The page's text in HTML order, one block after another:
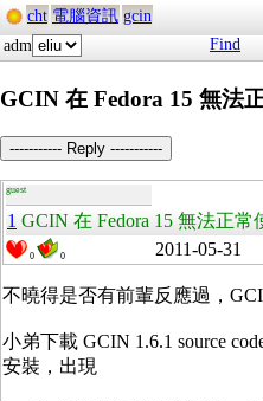
cht 電腦資訊 gcin
adm
Find
GCIN 在 Fedora 15 無法
----------- Reply -----------
guest
1 GCIN 在 Fedora 15 無法正常
0 0 2011-05-31
不曉得是否有前輩反應過，
小弟下載 GCIN 1.6.1 source
安裝，出現